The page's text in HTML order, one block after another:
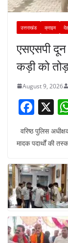
उत्तराखंड क्राइम
एसएसपी
कड़ी को
August 9, 2026
F
a
c
b
o
o
k
X
वरिष्ठ पुलिस
मादक पदार्थों की